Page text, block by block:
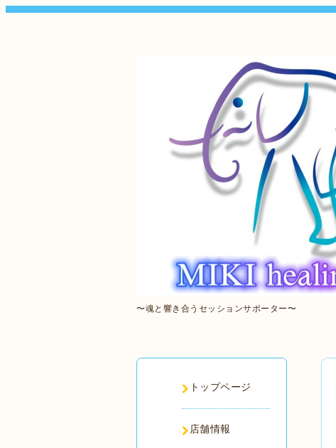
〜魂と響き合うセッションサポーター〜
トップページ
店舗情報